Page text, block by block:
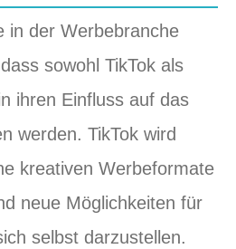
in der Werbebranche
sowohl TikTok als
ihren Einfluss auf das
werden. TikTok wird
kreativen Werbeformate
neue Möglichkeiten für
selbst darzustellen.